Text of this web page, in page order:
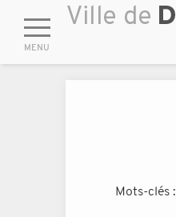
Mots-clés :